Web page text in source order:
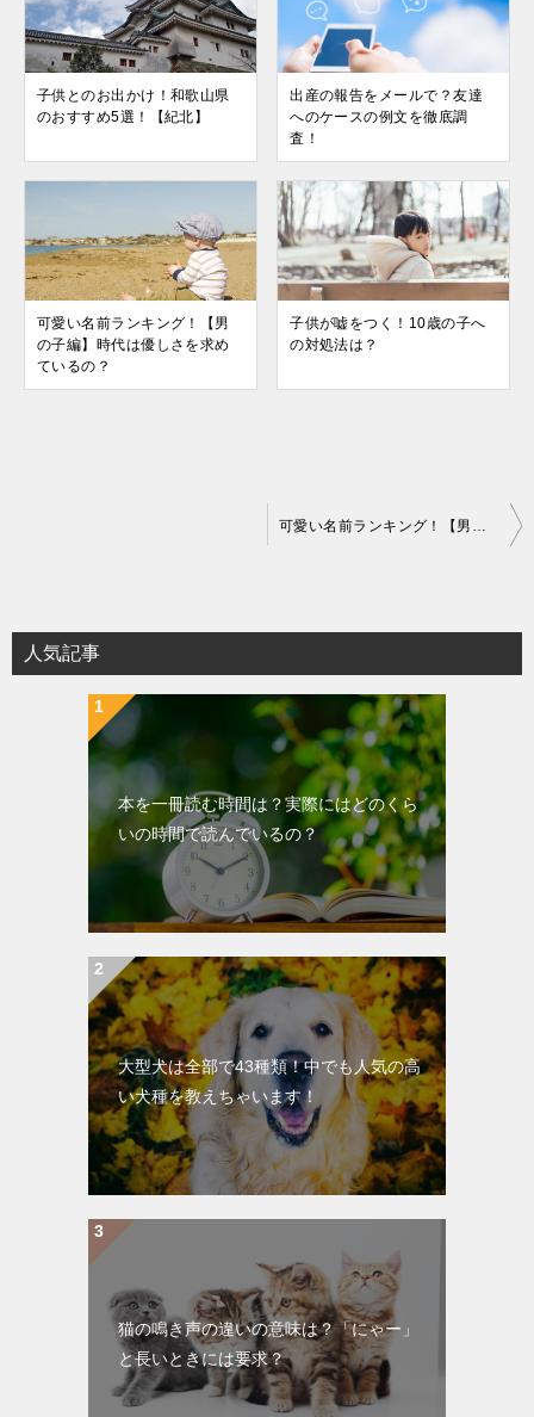
子供とのお出かけ！和歌山県
のおすすめ5選！【紀北】
出産の報告をメールで？友達
へのケースの例文を徹底調
査！
可愛い名前ランキング！【男
の子編】時代は優しさを求め
ているの？
子供が嘘をつく！10歳の子へ
の対処法は？
ゲ
ー
人気記事
本を一冊読む時間は？実際にはどのくら
いの時間で読んでいるの？
大型犬は全部で43種類！中でも人気の高
い犬種を教えちゃいます！
猫の鳴き声の違いの意味は？「にゃー」
と長いときには要求？